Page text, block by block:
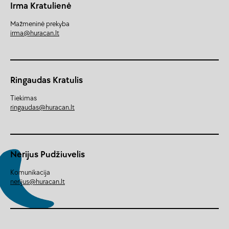
Irma Kratulienė
Mažmeninė prekyba
irma@huracan.lt
Ringaudas Kratulis
Tiekimas
ringaudas@huracan.lt
Nerijus Pudžiuvelis
Komunikacija
nerijus@huracan.lt